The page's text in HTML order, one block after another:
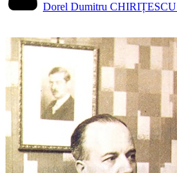
Dorel Dumitru CHIRIȚESCU